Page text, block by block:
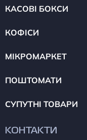
КАСОВІ БОКСИ
КОФІСИ
МІКРОМАРКЕТ
ПОШТОМАТИ
СУПУТНІ ТОВАРИ
КОНТАКТИ